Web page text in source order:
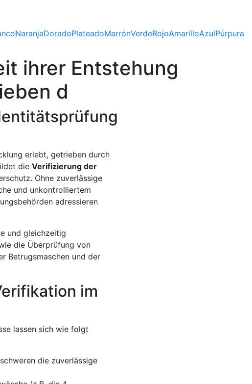
NaranjaDoradoPlateadoMarrónVerdeRojoAmarilloAzulPúrpura
ihrer Entstehung
d
erlebt, getrieben durch
die Verifizierung der
Ohne zuverlässige
und unkontrolliertem
adressieren
und gleichzeitig
die Überprüfung von
Betrugsmaschen und der
im
lassen sich wie folgt
die zuverlässige